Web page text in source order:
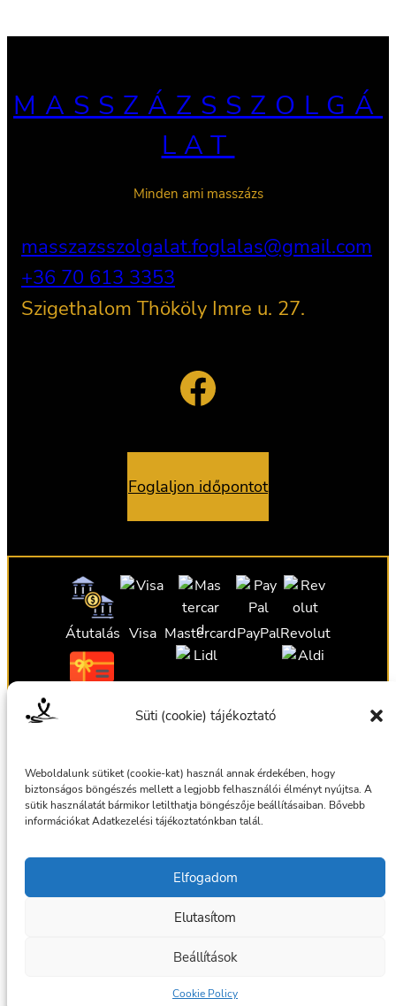
Süti (cookie) tájékoztató
Weboldalunk sütiket (cookie-kat) használ annak érdekében, hogy
biztonságos böngészés mellett a legjobb felhasználói élményt nyújtsa. A
sütik használatát bármikor letilthatja böngészője beállításaiban. Bővebb
információkat Adatkezelési tájékoztatónkban talál.
Elfogadom
Elutasítom
Beállítások
Cookie Policy
MASSZÁZSSZOLGÁ
LAT
Minden ami masszázs
masszazsszolgalat.foglalas@gmail.com
+36 70 613 3353
Szigethalom Thököly Imre u. 27.
Facebook
Foglaljon időpontot
Átutalás Visa MastercardPayPalRevolut
Ajándékutalvány
Ajándékutalvány
Általános szerződési feltételek
Adatkezelési tájékoztató
Facebook